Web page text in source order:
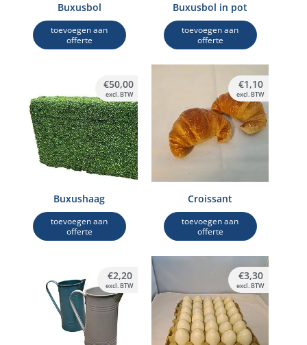
Buxusbol
toevoegen aan
offerte
Buxusbol in pot
toevoegen aan
offerte
Buxushaag
toevoegen aan
offerte
€50,00
excl. BTW
Croissant
toevoegen aan
offerte
€1,10
excl. BTW
€2,20
excl. BTW
€3,30
excl. BTW